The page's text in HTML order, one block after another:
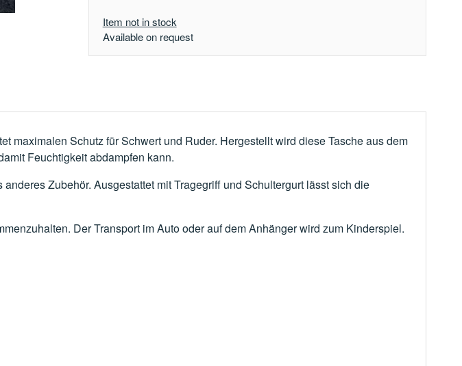
Item not in stock
Available on request
maximalen Schutz für Schwert und Ruder. Hergestellt wird diese Tasche aus dem
Feuchtigkeit abdampfen kann.
Zubehör. Ausgestattet mit Tragegriff und Schultergurt lässt sich die
Der Transport im Auto oder auf dem Anhänger wird zum Kinderspiel.